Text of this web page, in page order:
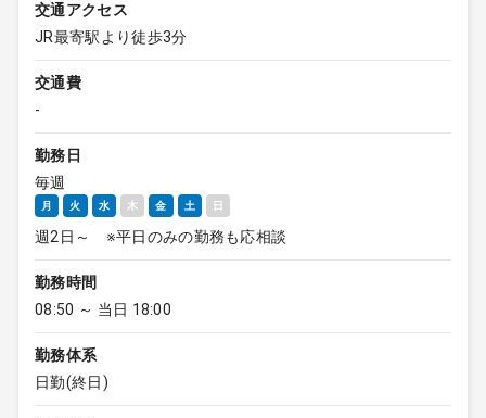
交通アクセス
JR最寄駅より徒歩3分
交通費
-
勤務日
毎週
月 火 水 木 金 土 日
週2日～ ※平日のみの勤務も応相談
勤務時間
08:50 ～ 当日 18:00
勤務体系
日勤(終日)